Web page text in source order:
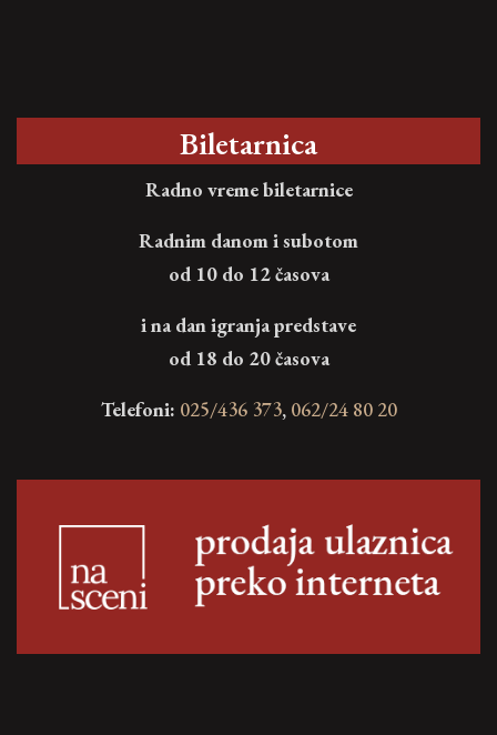
Biletarnica
Radno vreme biletarnice
Radnim danom i subotom
od 10 do 12 časova
i na dan igranja predstave
od 18 do 20 časova
Telefoni: 025/436 373, 062/24 80 20